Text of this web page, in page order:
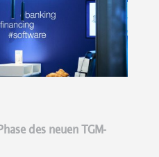
des neuen TGM-